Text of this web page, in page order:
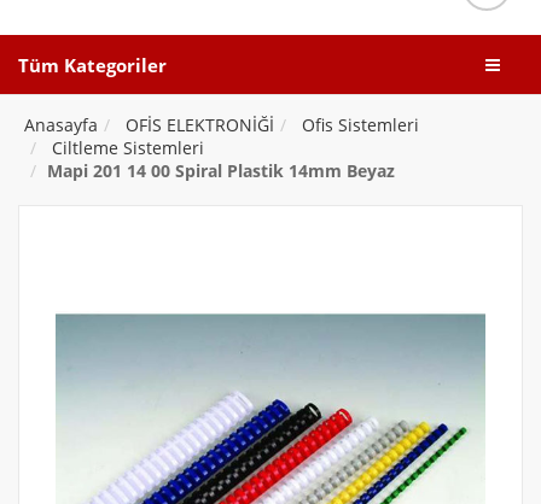
Tüm Kategoriler
Anasayfa OFİS ELEKTRONİĞİ
Ofis Sistemleri
Ciltleme Sistemleri
Mapi 201 14 00 Spiral Plastik 14mm Beyaz